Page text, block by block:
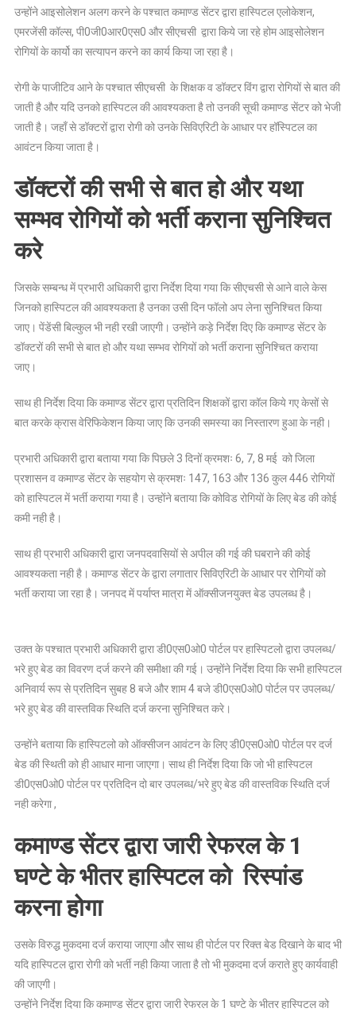
उन्होंने आइसोलेशन अलग करने के पश्चात कमाण्ड सेंटर द्वारा हास्पिटल एलोकेशन,
एमरजेंसी कॉल्स, पी0जी0आर0एस0 और सीएचसी द्वारा किये जा रहे होम आइसोलेशन
रोगियों के कार्यो का सत्यापन करने का कार्य किया जा रहा है।
रोगी के पाजीटिव आने के पश्चात सीएचसी के शिक्षक व डॉक्टर विंग द्वारा रोगियों से बात की
जाती है और यदि उनको हास्पिटल की आवश्यकता है तो उनकी सूची कमाण्ड सेंटर को भेजी
जाती है। जहाँ से डॉक्टरों द्वारा रोगी को उनके सिविएरिटी के आधार पर हॉस्पिटल का
आवंटन किया जाता है।
डॉक्टरों की सभी से बात हो और यथा
सम्भव रोगियों को भर्ती कराना सुनिश्चित
करे
जिसके सम्बन्ध में प्रभारी अधिकारी द्वारा निर्देश दिया गया कि सीएचसी से आने वाले केस
जिनको हास्पिटल की आवश्यकता है उनका उसी दिन फॉलो अप लेना सुनिश्चित किया
जाए। पेंडेंसी बिल्कुल भी नही रखी जाएगी। उन्होंने कड़े निर्देश दिए कि कमाण्ड सेंटर के
डॉक्टरों की सभी से बात हो और यथा सम्भव रोगियों को भर्ती कराना सुनिश्चित कराया
जाए।
साथ ही निर्देश दिया कि कमाण्ड सेंटर द्वारा प्रतिदिन शिक्षकों द्वारा कॉल किये गए केसों से
बात करके क्रास वेरिफिकेशन किया जाए कि उनकी समस्या का निस्तारण हुआ के नही।
प्रभारी अधिकारी द्वारा बताया गया कि पिछले 3 दिनों क्रमशः 6, 7, 8 मई को जिला
प्रशासन व कमाण्ड सेंटर के सहयोग से क्रमशः 147, 163 और 136 कुल 446 रोगियों
को हास्पिटल में भर्ती कराया गया है। उन्होंने बताया कि कोविड रोगियों के लिए बेड की कोई
कमी नही है।
साथ ही प्रभारी अधिकारी द्वारा जनपदवासियों से अपील की गई की घबराने की कोई
आवश्यकता नही है। कमाण्ड सेंटर के द्वारा लगातार सिविएरिटी के आधार पर रोगियों को
भर्ती कराया जा रहा है। जनपद में पर्याप्त मात्रा में ऑक्सीजनयुक्त बेड उपलब्ध है।
उक्त के पश्चात प्रभारी अधिकारी द्वारा डी0एस0ओ0 पोर्टल पर हास्पिटलो द्वारा उपलब्ध/
भरे हुए बेड का विवरण दर्ज करने की समीक्षा की गई। उन्होंने निर्देश दिया कि सभी हास्पिटल
अनिवार्य रूप से प्रतिदिन सुबह 8 बजे और शाम 4 बजे डी0एस0ओ0 पोर्टल पर उपलब्ध/
भरे हुए बेड की वास्तविक स्थिति दर्ज करना सुनिश्चित करे।
उन्होंने बताया कि हास्पिटलो को ऑक्सीजन आवंटन के लिए डी0एस0ओ0 पोर्टल पर दर्ज
बेड की स्थिती को ही आधार माना जाएगा। साथ ही निर्देश दिया कि जो भी हास्पिटल
डी0एस0ओ0 पोर्टल पर प्रतिदिन दो बार उपलब्ध/भरे हुए बेड की वास्तविक स्थिति दर्ज
नही करेगा ,
कमाण्ड सेंटर द्वारा जारी रेफरल के 1
घण्टे के भीतर हास्पिटल को रिस्पांड
करना होगा
उसके विरुद्ध मुकदमा दर्ज कराया जाएगा और साथ ही पोर्टल पर रिक्त बेड दिखाने के बाद भी
यदि हास्पिटल द्वारा रोगी को भर्ती नही किया जाता है तो भी मुकदमा दर्ज कराते हुए कार्यवाही
की जाएगी।
उन्होंने निर्देश दिया कि कमाण्ड सेंटर द्वारा जारी रेफरल के 1 घण्टे के भीतर हास्पिटल को